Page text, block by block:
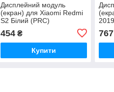
Дисплейний модуль
(екран) для Xiaomi Redmi
S2 Білий (PRC)
454₴
Купити
у
767